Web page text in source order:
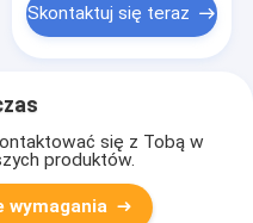
Skontaktuj się teraz
się z Tobą w
produktów.
wymagania